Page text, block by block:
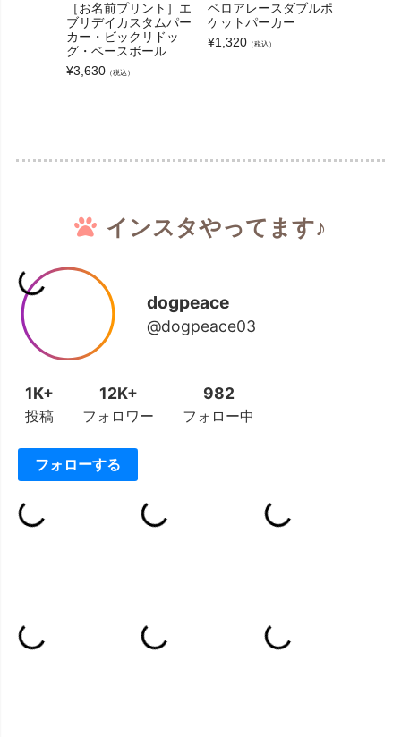
［お名前プリント］エ
ブリデイカスタムパー
カー・ビックリドッ
グ・ベースボール
¥3,630 （税込）
ベロアレースダブルポ
ケットパーカー
¥1,320 （税込）
インスタやってます♪